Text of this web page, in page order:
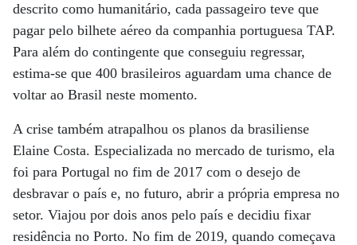
descrito como humanitário, cada passageiro teve que
pagar pelo bilhete aéreo da companhia portuguesa TAP.
Para além do contingente que conseguiu regressar,
estima-se que 400 brasileiros aguardam uma chance de
voltar ao Brasil neste momento.
A crise também atrapalhou os planos da brasiliense
Elaine Costa. Especializada no mercado de turismo, ela
foi para Portugal no fim de 2017 com o desejo de
desbravar o país e, no futuro, abrir a própria empresa no
setor. Viajou por dois anos pelo país e decidiu fixar
residência no Porto. No fim de 2019, quando começava